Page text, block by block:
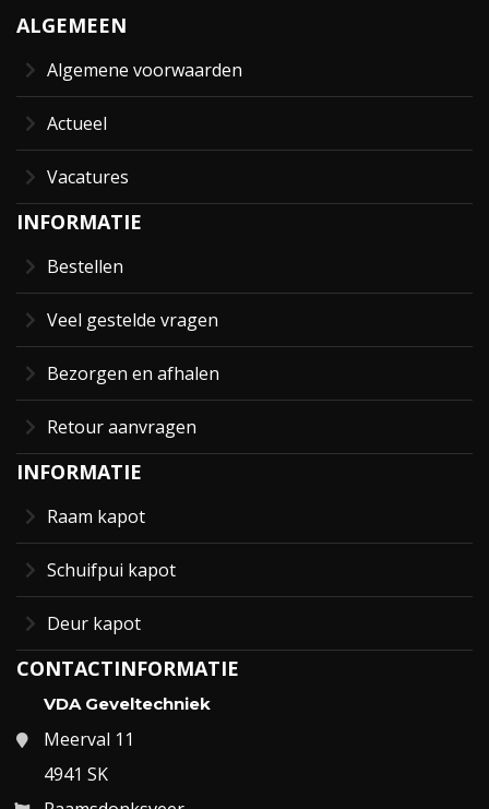
ALGEMEEN
Algemene voorwaarden
Actueel
Vacatures
INFORMATIE
Bestellen
Veel gestelde vragen
Bezorgen en afhalen
Retour aanvragen
INFORMATIE
Raam kapot
Schuifpui kapot
Deur kapot
CONTACTINFORMATIE
VDA Geveltechniek
Meerval 11
4941 SK